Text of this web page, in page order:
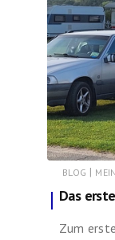
BLOG |
Das
Zum